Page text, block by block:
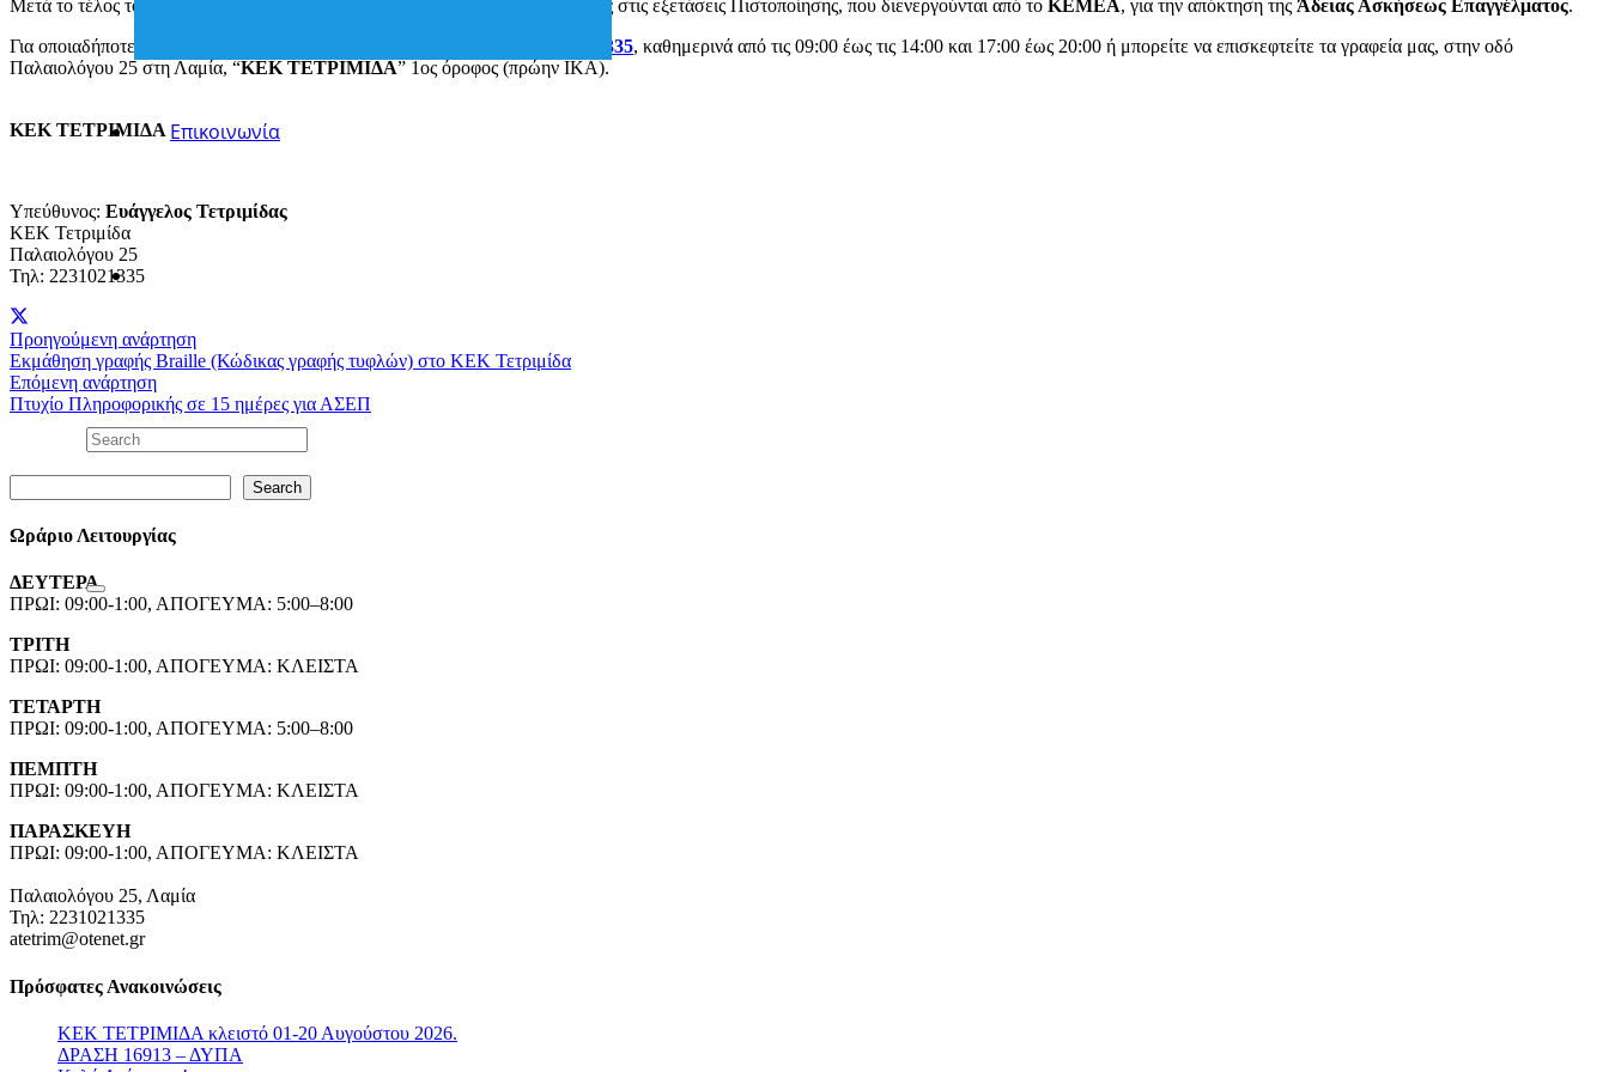
Επικοινωνία
Μετά το τέλος του προγράμματος οι καταρτιζόμενοι μπορούν να λάβουν μέρος στις εξετάσεις Πιστοποίησης, που διενεργούνται από το ΚΕΜΕΑ, για την απόκτηση της Άδειας Ασκήσεως Επαγγέλματος.
Για οποιαδήποτε επιπλέον πληροφορία ή διευκρίνιση, στο τηλέφωνο
2231021335, καθημερινά από τις 09:00 έως τις 14:00 και 17:00 έως 20:00 ή μπορείτε να επισκεφτείτε τα γραφεία μας, στην οδό
Παλαιολόγου 25 στη Λαμία, “ΚΕΚ ΤΕΤΡΙΜΙΔΑ” 1ος όροφος (πρώην ΙΚΑ).
ΚΕΚ ΤΕΤΡΙΜΙΔΑ
Υπεύθυνος: Ευάγγελος Τετριμίδας
ΚΕΚ Τετριμίδα
Παλαιολόγου 25
Τηλ: 2231021335
Προηγούμενη ανάρτηση
Εκμάθηση γραφής Braille (Κώδικας γραφής τυφλών) στο ΚΕΚ Τετριμίδα
Επόμενη ανάρτηση
Πτυχίο Πληροφορικής σε 15 ημέρες για ΑΣΕΠ
Search
Ωράριο Λειτουργίας
ΔΕΥΤΕΡΑ
ΠΡΩΙ: 09:00-1:00, ΑΠΟΓΕΥΜΑ: 5:00–8:00
ΤΡΙΤΗ
ΠΡΩΙ: 09:00-1:00, ΑΠΟΓΕΥΜΑ: ΚΛΕΙΣΤΑ
ΤΕΤΑΡΤΗ
ΠΡΩΙ: 09:00-1:00, ΑΠΟΓΕΥΜΑ: 5:00–8:00
ΠΕΜΠΤΗ
ΠΡΩΙ: 09:00-1:00, ΑΠΟΓΕΥΜΑ: ΚΛΕΙΣΤΑ
ΠΑΡΑΣΚΕΥΗ
ΠΡΩΙ: 09:00-1:00, ΑΠΟΓΕΥΜΑ: ΚΛΕΙΣΤΑ
Παλαιολόγου 25, Λαμία
Τηλ: 2231021335
atetrim@otenet.gr
Πρόσφατες Ανακοινώσεις
ΚΕΚ ΤΕΤΡΙΜΙΔΑ κλειστό 01-20 Αυγούστου 2026.
ΔΡΑΣΗ 16913 – ΔΥΠΑ